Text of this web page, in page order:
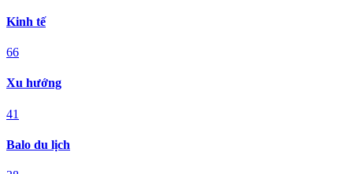
Kinh tế
66
Xu hướng
41
Balo du lịch